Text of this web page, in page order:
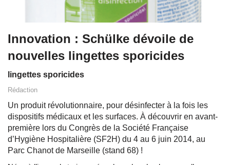
Innovation : Schülke dévoile de
nouvelles lingettes sporicides
lingettes sporicides
Rédaction
Un produit révolutionnaire, pour désinfecter à la fois les
dispositifs médicaux et les surfaces. À découvrir en avant-
première lors du Congrès de la Société Française
d’Hygiène Hospitalière (SF2H) du 4 au 6 juin 2014, au
Parc Chanot de Marseille (stand 68) !